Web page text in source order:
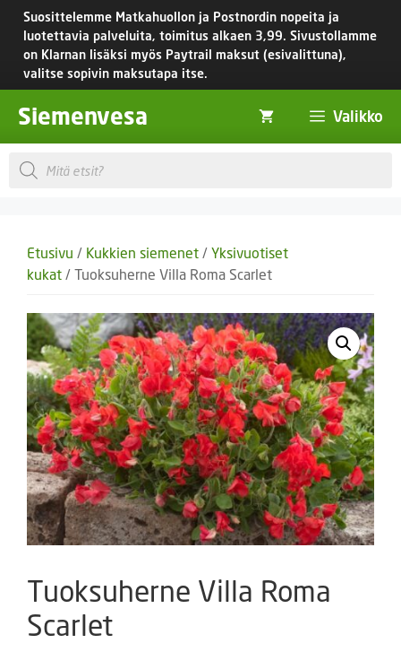
Siirry
sisältöön
Suosittelemme Matkahuollon ja Postnordin nopeita ja
luotettavia palveluita, toimitus alkaen 3,99. Sivustollamme
on Klarnan lisäksi myös Paytrail maksut (esivalittuna),
valitse sopivin maksutapa itse.
Siemenvesa Valikko
Products
search
Etusivu / Kukkien siemenet / Yksivuotiset
kukat / Tuoksuherne Villa Roma Scarlet
Tuoksuherne Villa Roma
Scarlet